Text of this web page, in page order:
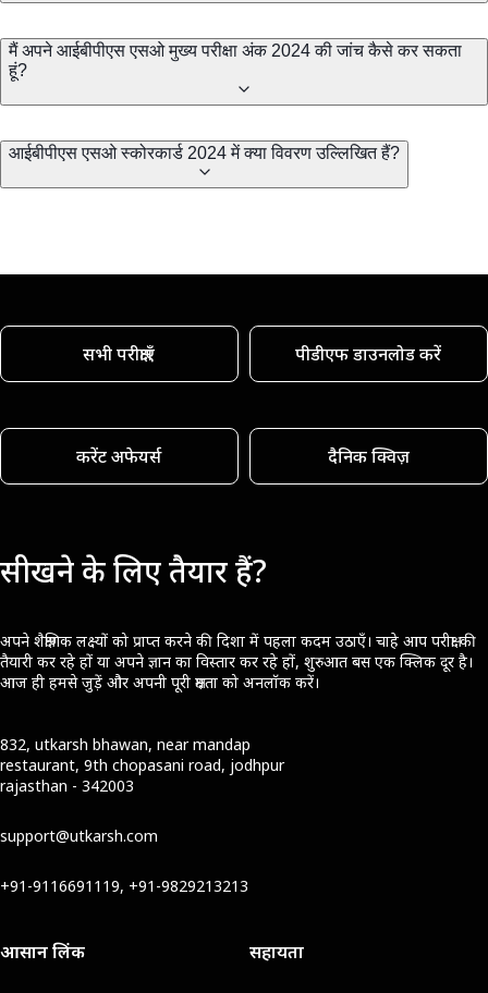
मैं अपने आईबीपीएस एसओ मुख्य परीक्षा अंक 2024 की जांच कैसे कर सकता
हूं?
आईबीपीएस एसओ स्कोरकार्ड 2024 में क्या विवरण उल्लिखित हैं?
सभी परीक्षाएँ पीडीएफ डाउनलोड करें
करेंट अफेयर्स दैनिक क्विज़
सीखने के लिए तैयार हैं?
अपने शैक्षणिक लक्ष्यों को प्राप्त करने की दिशा में पहला कदम उठाएँ। चाहे आप परीक्षा की
तैयारी कर रहे हों या अपने ज्ञान का विस्तार कर रहे हों, शुरुआत बस एक क्लिक दूर है।
आज ही हमसे जुड़ें और अपनी पूरी क्षमता को अनलॉक करें।
832, utkarsh bhawan, near mandap
restaurant, 9th chopasani road, jodhpur
rajasthan - 342003
support@utkarsh.com
+91-9116691119, +91-9829213213
आसान लिंक सहायता